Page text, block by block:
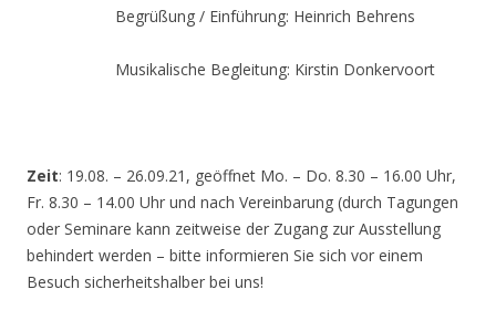
Begrüßung / Einführung: Heinrich Behrens
Musikalische Begleitung: Kirstin Donkervoort
Zeit: 19.08. – 26.09.21, geöffnet Mo. – Do. 8.30 – 16.00 Uhr,
Fr. 8.30 – 14.00 Uhr und nach Vereinbarung (durch Tagungen
oder Seminare kann zeitweise der Zugang zur Ausstellung
behindert werden – bitte informieren Sie sich vor einem
Besuch sicherheitshalber bei uns!